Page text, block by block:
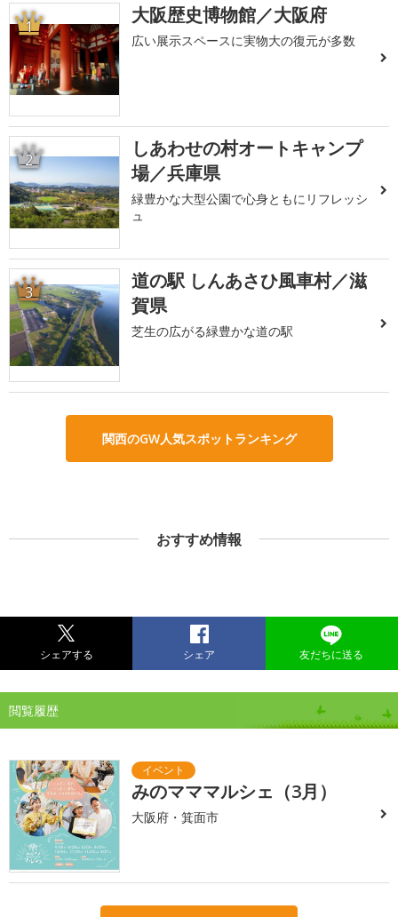
1 大阪歴史博物館／大阪府
広い展示スペースに実物大の復元が多数
2
しあわせの村オートキャンプ
場／兵庫県
緑豊かな大型公園で心身ともにリフレッシ
ュ
3
道の駅 しんあさひ風車村／滋
賀県
芝生の広がる緑豊かな道の駅
関西のGW人気スポットランキング
おすすめ情報
シェアする シェア 友だちに送る
閲覧履歴
みのマママルシェ（3月）
大阪府・箕面市